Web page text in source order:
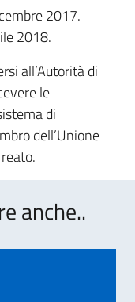
2017.
2018.
all’Autorità di
le
di
dell’Unione
anche..